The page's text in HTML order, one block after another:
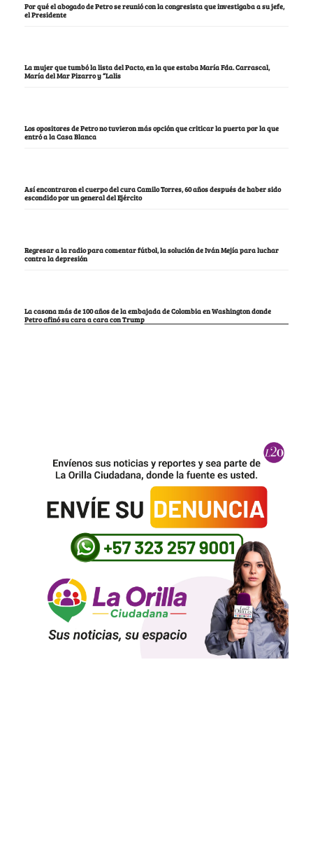
Por qué el abogado de Petro se reunió con la congresista que investigaba a su jefe,
el Presidente
La mujer que tumbó la lista del Pacto, en la que estaba María Fda. Carrascal,
María del Mar Pizarro y “Lalis
Los opositores de Petro no tuvieron más opción que criticar la puerta por la que
entró a la Casa Blanca
Así encontraron el cuerpo del cura Camilo Torres, 60 años después de haber sido
escondido por un general del Ejército
Regresar a la radio para comentar fútbol, la solución de Iván Mejía para luchar
contra la depresión
La casona más de 100 años de la embajada de Colombia en Washington donde
Petro afinó su cara a cara con Trump